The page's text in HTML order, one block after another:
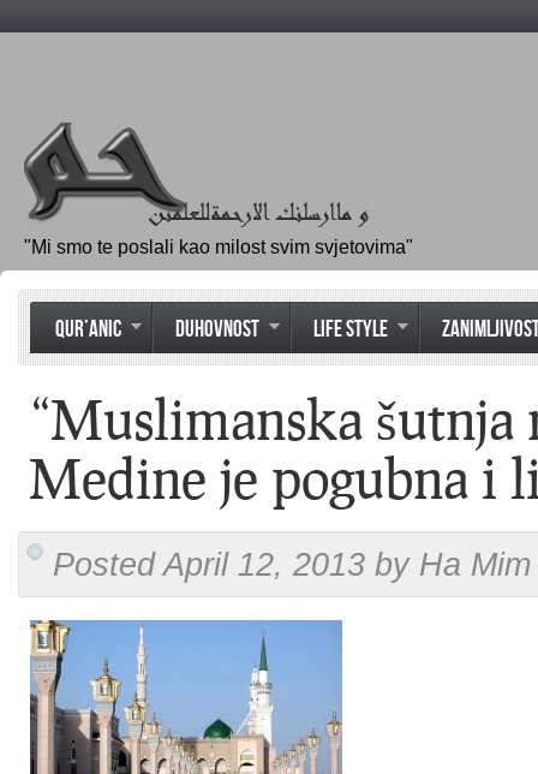
"Mi smo te poslali kao milost svim svjetovima"
QUR’ANIC DUHOVNOST LIFE STYLE
“Muslimanska
Medine je pogubna i
Posted April 12, 2013 by Ha